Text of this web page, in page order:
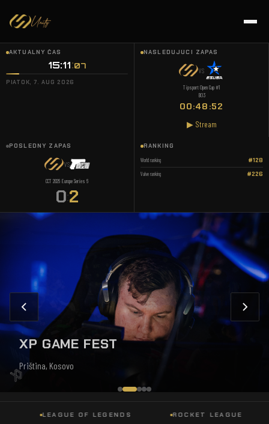
AKTUÁLNY ČAS
15:11 07
PIATOK, 7. AUG 2026
NASLEDUJÚCI ZÁPAS
VS
Tipsport Open Cup #1
BO3
00:48:52
▶ Stream
POSLEDNÝ ZÁPAS
VS
CCT 2026 Europe Series 6
0:2
RANKING
World ranking #128
Valve ranking #226
XP GAME FEST
Priština, Kosovo
LEAGUE OF LEGENDS ROCKET LEAGUE